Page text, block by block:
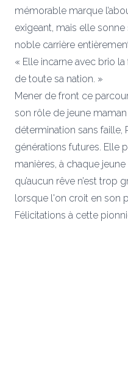
mémorable marque
exigeant, mais elle sonne
noble carrière
« Elle incarne avec brio
de toute sa nation. »
Mener de front ce
son rôle de jeune
détermination sans faille,
générations futures. Elle
manières, à chaque
qu’aucun rêve n’est trop
lorsque l'on croit en son
Félicitations à cette